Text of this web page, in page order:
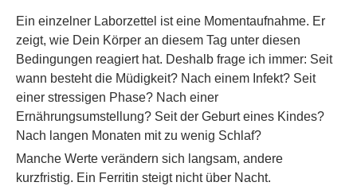
Ein einzelner Laborzettel ist eine Momentaufnahme. Er
zeigt, wie Dein Körper an diesem Tag unter diesen
Bedingungen reagiert hat. Deshalb frage ich immer: Seit
wann besteht die Müdigkeit? Nach einem Infekt? Seit
einer stressigen Phase? Nach einer
Ernährungsumstellung? Seit der Geburt eines Kindes?
Nach langen Monaten mit zu wenig Schlaf?
Manche Werte verändern sich langsam, andere
kurzfristig. Ein Ferritin steigt nicht über Nacht.